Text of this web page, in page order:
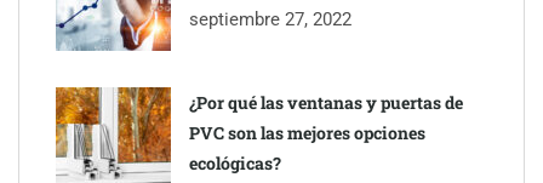
septiembre 27, 2022
¿Por qué las ventanas y puertas de
PVC son las mejores opciones
ecológicas?